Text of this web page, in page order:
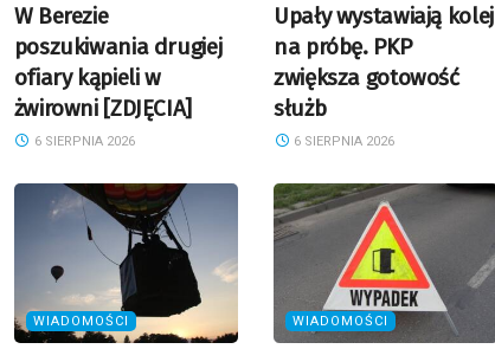
W Berezie
poszukiwania drugiej
ofiary kąpieli w
żwirowni [ZDJĘCIA]
6 SIERPNIA 2026
Upały wystawiają kolej
na próbę. PKP
zwiększa gotowość
służb
6 SIERPNIA 2026
WIADOMOŚCI WIADOMOŚCI